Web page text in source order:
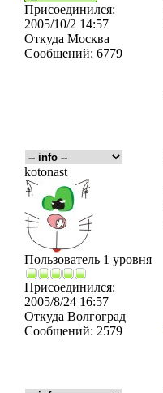
Присоединился:
2005/10/2 14:57
Откуда Москва
Сообщений: 6779
kotonast
Пользователь 1 уровня
Присоединился:
2005/8/24 16:57
Откуда Волгоград
Сообщений: 2579